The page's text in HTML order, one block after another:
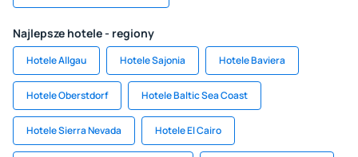
Najlepsze hotele - regiony
Hotele Allgau Hotele Sajonia Hotele Baviera
Hotele Oberstdorf Hotele Baltic Sea Coast
Hotele Sierra Nevada Hotele El Cairo